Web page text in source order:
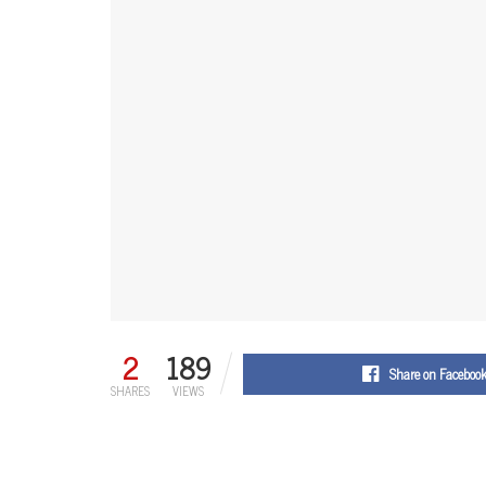
2
SHARES 189
VIEWS
Share on